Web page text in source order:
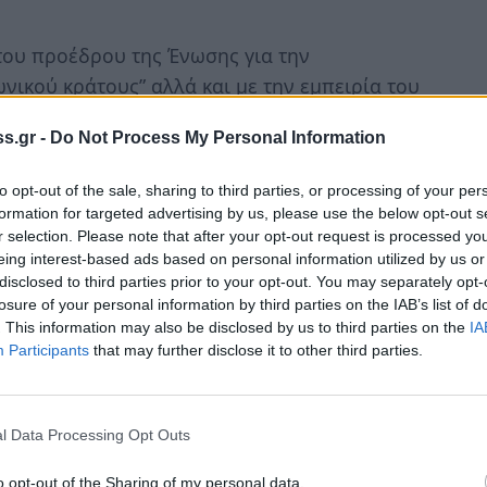
- Do Not Process My Personal Information
opt-out of the sale, sharing to third parties, or processing of your
for targeted advertising by us, please use the below opt-out
selection. Please note that after your opt-out request is processed
interest-based ads based on personal information utilized by us
to third parties prior to your opt-out. You may separately
of your personal information by third parties on the IAB’s list of
This information may also be disclosed by us to third parties on the
Participants that may further disclose it to other third parties.
Data Processing Opt Outs
opt-out of the Sharing of my personal data.
προέδρου της Ένωσης για την
κράτους” αλλά και με την εμπειρία του
στο κοινό την αντίληψη και την
και Εργασιακά θέματα.
“με τους νόμους που προώθησε η Κυβέρνηση
τη δημοσιονομική επαναρρύθμιση του
να μην αυξηθούν πέραν του 2,5% του ΑΕΠ
των συνταξιούχων τις αμέσως επόμενες
παροχών του ως μέθοδο της βιωσιμοτητάς
των αποθεμάτικών των Ταμείων
για γνώση και πληροφορίες